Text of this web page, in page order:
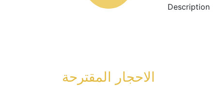
Description
الاحجار المقترحة